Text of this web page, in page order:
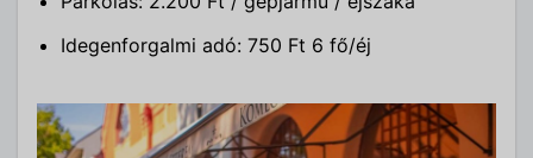
Idegenforgalmi adó: 750 Ft 6 fő/éj